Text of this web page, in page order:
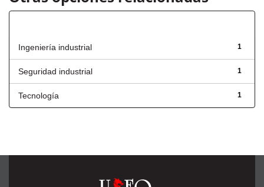
1
Ingeniería industrial
1
Seguridad industrial
1
Tecnología